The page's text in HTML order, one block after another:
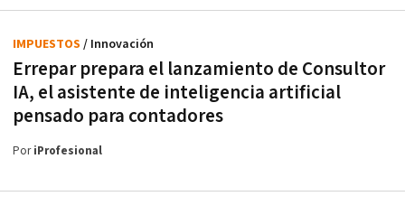
Errepar prepara el lanzamiento de Consultor
IA, el asistente de inteligencia artificial
pensado para contadores
IMPUESTOS / Innovación
PoriProfesional